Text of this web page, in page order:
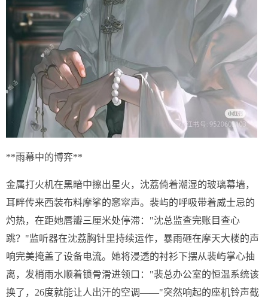
**雨幕中的博弈**
金属打火机在黑暗中擦出星火，沈荔倚着潮湿的玻璃幕墙，
耳畔传来西装布料摩挲的窸窣声。裴屿的呼吸带着威士忌的
灼热，在距她唇瓣三厘米处停滞："沈总监查完账目查心
跳？"监听器在沈荔胸针里持续运作，暴雨砸在摩天大楼的声
响完美掩盖了设备电流。她将浸透的衬衫下摆从裴屿掌心抽
离，发梢雨水顺着锁骨滑进领口："裴总办公室的恒温系统该
换了，26度就能让人出汗的空调——"突然响起的座机铃声截